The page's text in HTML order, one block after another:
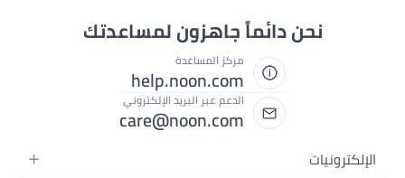
نحن دائماً جاهزون لمساعدتك
مركز المساعدة
help.noon.com
الدعم عبر البريد الإلكتروني
care@noon.com
الإلكترونيات